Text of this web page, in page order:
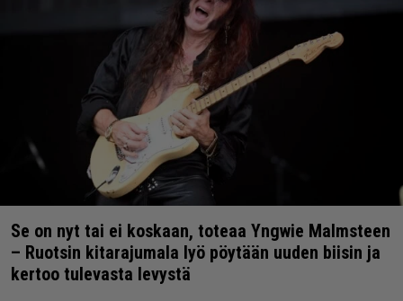
Se on nyt tai ei koskaan, toteaa Yngwie Malmsteen
– Ruotsin kitarajumala lyö pöytään uuden biisin ja
kertoo tulevasta levystä